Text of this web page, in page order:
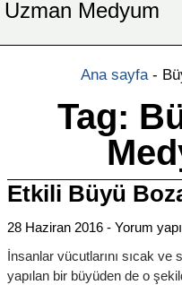
Uzman Medyum
Ana sayfa-
Tag:
Etkili Büyü
28 Haziran 2016
Yorum
İnsanlar vücutlarını sıcak
yapılan bir büyüden de o